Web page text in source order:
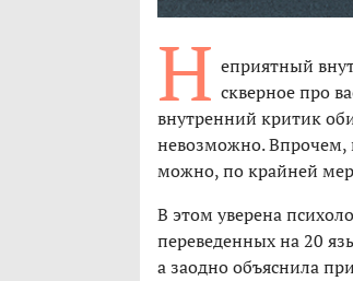
Н еприятный
скверное про
внутренний критик
невозможно. Впрочем,
можно, по крайней
В этом уверена
переведенных на 20
а заодно объяснила